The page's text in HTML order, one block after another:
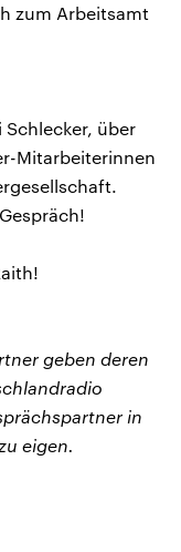
zum Arbeitsamt
über
Mitarbeiterinnen
geben deren
in
eigen.